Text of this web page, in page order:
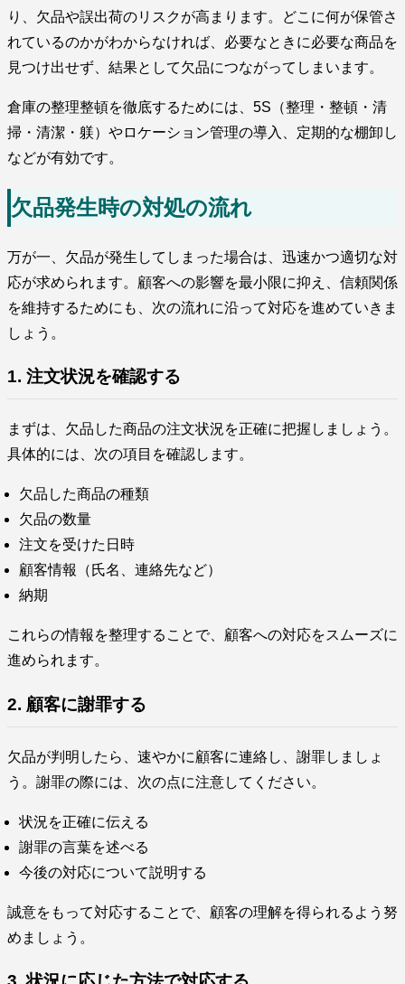
り、欠品や誤出荷のリスクが高まります。どこに何が保管さ
れているのかがわからなければ、必要なときに必要な商品を
見つけ出せず、結果として欠品につながってしまいます。
倉庫の整理整頓を徹底するためには、5S（整理・整頓・清
掃・清潔・躾）やロケーション管理の導入、定期的な棚卸し
などが有効です。
欠品発生時の対処の流れ
万が一、欠品が発生してしまった場合は、迅速かつ適切な対
応が求められます。顧客への影響を最小限に抑え、信頼関係
を維持するためにも、次の流れに沿って対応を進めていきま
しょう。
1. 注文状況を確認する
まずは、欠品した商品の注文状況を正確に把握しましょう。
具体的には、次の項目を確認します。
欠品した商品の種類
欠品の数量
注文を受けた日時
顧客情報（氏名、連絡先など）
納期
これらの情報を整理することで、顧客への対応をスムーズに
進められます。
2. 顧客に謝罪する
欠品が判明したら、速やかに顧客に連絡し、謝罪しましょ
う。謝罪の際には、次の点に注意してください。
状況を正確に伝える
謝罪の言葉を述べる
今後の対応について説明する
誠意をもって対応することで、顧客の理解を得られるよう努
めましょう。